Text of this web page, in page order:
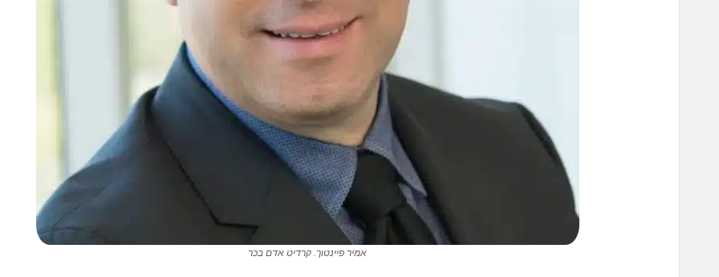
אמיר פיינטוך. קרדיט אדם בכר